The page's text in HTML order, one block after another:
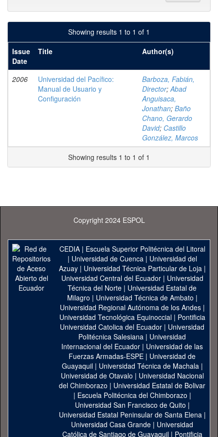
Showing results 1 to 1 of 1
Issue
Date
Title Author(s)
2006
Universidad del Pacífico:
Manual de Usuario y
Configuración
Barboza, Fabián,
Director;Abad
Anguisaca,
Jonathan; Baño
Chano, Gerardo
David; Castillo
González, Marcos
Showing results 1 to 1 of 1
Copyright 2024 ESPOL
CEDIA| Escuela Superior Politécnica del Litoral
| Universidad de Cuenca| Universidad del
Azuay| Universidad Técnica Particular de Loja|
Universidad Central del Ecuador| Universidad
Técnica del Norte | Universidad Estatal de
Milagro | Universidad Técnica de Ambato |
Universidad Regional Autónoma de los Andes|
Universidad Tecnológica Equinoccial| Pontificia
Universidad Catolica del Ecuador | Universidad
Politécnica Salesiana | Universidad
Internacional del Ecuador | Universidad de las
Fuerzas Armadas-ESPE | Universidad de
Guayaquil| Universidad Técnica de Machala|
Universidad de Otavalo | Universidad Nacional
del Chimborazo | Universidad Estatal de Bolivar
| Escuela Politécnica del Chimborazo |
Universidad San Francisco de Quito |
Universidad Estatal Peninsular de Santa Elena|
Universidad Casa Grande | Universidad
Católica de Santiago de Guayaquil| Pontificia